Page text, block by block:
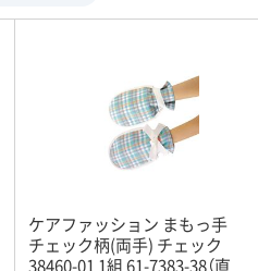
ケアファッション まもっ手
チェック柄(両手) チェック
38460-01 1組 61-7383-38（直